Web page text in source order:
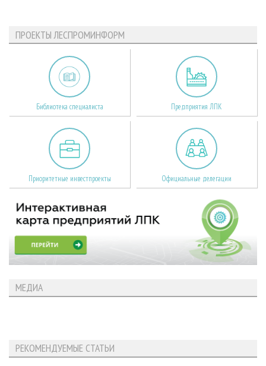
ПРОЕКТЫ ЛЕСПРОМИНФОРМ
Библиотека специалиста Предприятия ЛПК
Приоритетные инвестпроекты Официальные делегации
МЕДИА
РЕКОМЕНДУЕМЫЕ СТАТЬИ